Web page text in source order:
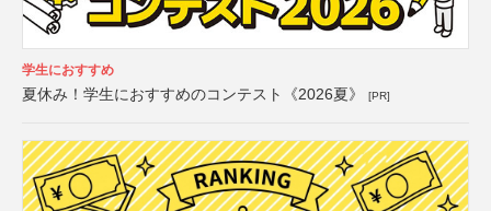
学生におすすめ
夏休み！学生におすすめのコンテスト《2026夏》 [PR]